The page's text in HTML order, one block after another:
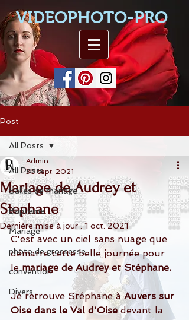
VIDEOPHOTO-PRO
Post
All Posts
Salles de mariage
Baptême
Mariage
photo de grossesse
convention
Divers
All Posts
Mariage de Audrey et
Stephane
Admin
30 sept. 2021
Dernière mise à jour :1 oct. 2021
C'est avec un ciel sans nuage que
démarre cette belle journée pour
le mariage de Audrey et Stéphane.
Je retrouve Stéphane à Auvers sur
Oise dans le Val d'Oise devant la